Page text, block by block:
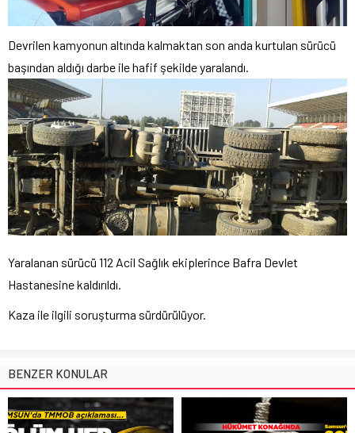
Devrilen kamyonun altında kalmaktan son anda kurtulan sürücü
başından aldığı darbe ile hafif şekilde yaralandı.
Yaralanan sürücü 112 Acil Sağlık ekiplerince Bafra Devlet
Hastanesine kaldırıldı.
Kaza ile ilgili soruşturma sürdürülüyor.
BENZER KONULAR